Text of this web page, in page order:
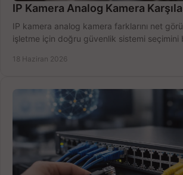
IP Kamera Analog Kamera
IP kamera analog kamera farklarını net
işletme için doğru güvenlik sistemi seçimini
18 Haziran 2026